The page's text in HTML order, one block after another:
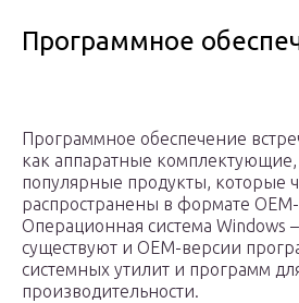
Программное
Программное обеспечение
как аппаратные
популярные продукты, которые
распространены в формате
Операционная система Windows
существуют и OEM-версии
системных утилит и программ
производительности.